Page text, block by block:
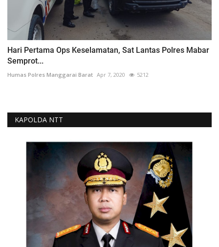
Hari Pertama Ops Keselamatan, Sat Lantas Polres Mabar
Semprot...
Humas Polres Manggarai Barat Apr 7, 2020 5212
KAPOLDA NTT